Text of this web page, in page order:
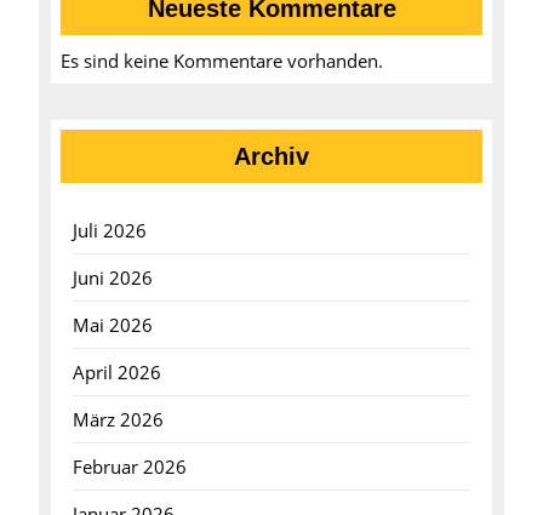
Neueste Kommentare
Es sind keine Kommentare vorhanden.
Archiv
Juli 2026
Juni 2026
Mai 2026
April 2026
März 2026
Februar 2026